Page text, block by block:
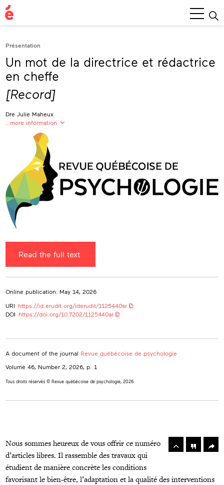
Main
Menu
Présentation
Un mot de la directrice et rédactrice
en cheffe
[Record]
Dre Julie Maheux
…more information
Dre Julie Maheux, Professeure, Psychologue
Directrice et rédactrice en cheffe,
Read the full text
Online publication: May 14, 2026
URI https://id.erudit.org/iderudit/1125440ar
DOI https://doi.org/10.7202/1125440ar
A document of the journal Revue québécoise de psychologie
Volume 46, Number 2, 2026, p. 1
Tous droits réservés © Revue québécoise de psychologie, 2026
Toolbox
Nous sommes heureux de vous offrir ce numéro
d’articles libres. Il rassemble des travaux qui
étudient de manière concrète les conditions
favorisant le bien-être, l’adaptation et la qualité des interventions